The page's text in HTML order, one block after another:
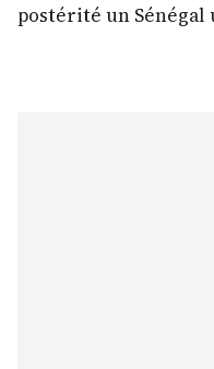
postérité un